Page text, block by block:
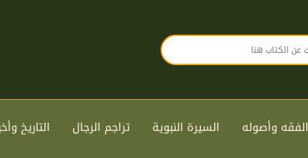
الفقه وأصوله السيرة النبوية تراجم الرجال التاريخ